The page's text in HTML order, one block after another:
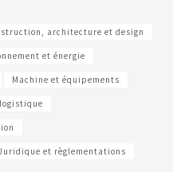
architecture et design
et énergie
Machine et équipements
et règlementations